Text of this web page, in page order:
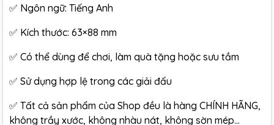
✅ Ngôn ngữ: Tiếng Anh
✅ Kích thước: 63×88 mm
✅ Có thể dùng để chơi, làm quà tặng hoặc sưu tầm
✅ Sử dụng hợp lệ trong các giải đấu
✅ Tất cả sản phẩm của Shop đều là hàng CHÍNH HÃNG,
không trầy xước, không nhàu nát, không sờn mép…